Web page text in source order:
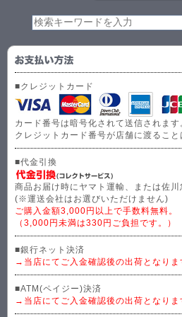
■クレジットカード
カード番号は暗号化されて送信されます
クレジットカード番号が店舗に渡ること
■代金引換
商品お届け時にヤマト運輸、または佐
(※運送会社はお選びいただけません)
ご購入金額3,000円以上で手数料無料。
（3,000円未満は330円ご負担です。）
■銀行ネット決済
→当店にてご入金確認後の出荷となりま
■ATM(ペイジー)決済
→当店にてご入金確認後の出荷となりま